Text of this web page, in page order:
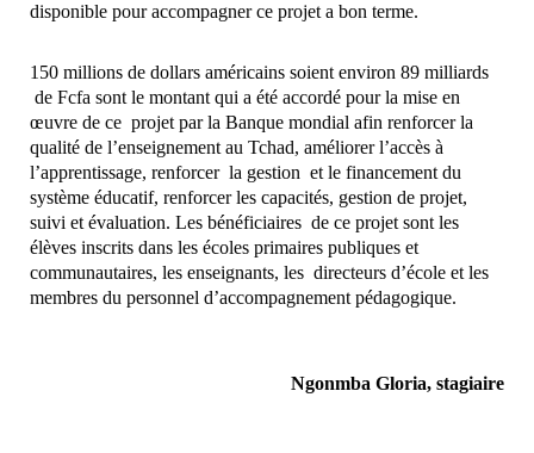
disponible pour accompagner ce projet a bon terme.
150 millions de dollars américains soient environ 89 milliards
de Fcfa sont le montant qui a été accordé pour la mise en
œuvre de ce projet par la Banque mondial afin renforcer la
qualité de l’enseignement au Tchad, améliorer l’accès à
l’apprentissage, renforcer la gestion et le financement du
système éducatif, renforcer les capacités, gestion de projet,
suivi et évaluation. Les bénéficiaires de ce projet sont les
élèves inscrits dans les écoles primaires publiques et
communautaires, les enseignants, les directeurs d’école et les
membres du personnel d’accompagnement pédagogique.
Ngonmba Gloria, stagiaire